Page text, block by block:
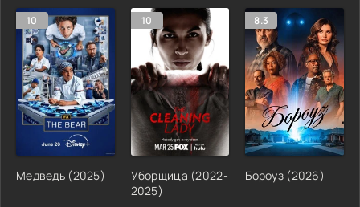
10
Медведь (2025)
10
Уборщица (2022-
2025)
8.3
Бороуз (2026)